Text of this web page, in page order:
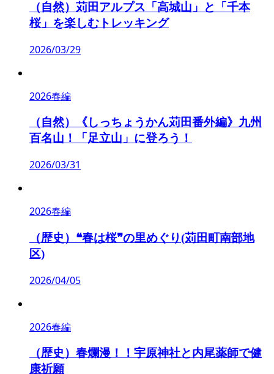
（自然）苅田アルプス「高城山」と「千本
桜」を楽しむトレッキング
2026/03/29
2026春編
（自然）《しっちょうかん苅田番外編》九州
百名山！「足立山」に登ろう！
2026/03/31
2026春編
（歴史）❝春は桜❞の里めぐり(苅田町南部地
区)
2026/04/05
2026春編
（歴史）春爛漫！！宇原神社と内尾薬師で健
康祈願